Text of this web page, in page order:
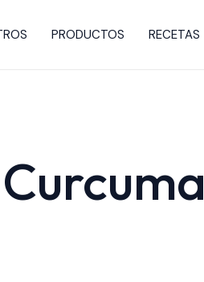
PRODUCTOS RECETAS